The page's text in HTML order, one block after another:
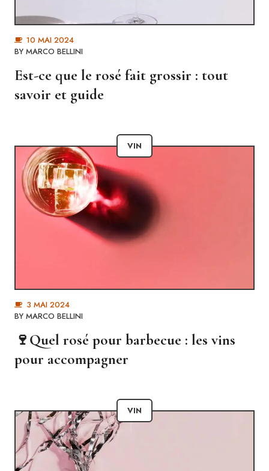
10 MAI 2024
BY MARCO BELLINI
Est-ce que le rosé fait grossir : tout
savoir et guide
VIN
3 MAI 2024
BY MARCO BELLINI
🍷Quel rosé pour barbecue : les vins
pour accompagner
VIN